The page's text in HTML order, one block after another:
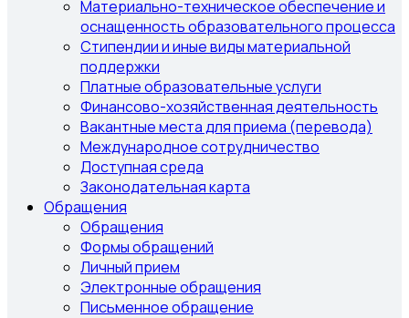
Материально-техническое обеспечение и
оснащенность образовательного процесса
Стипендии и иные виды материальной
поддержки
Платные образовательные услуги
Финансово-хозяйственная деятельность
Вакантные места для приема (перевода)
Международное сотрудничество
Доступная среда
Законодательная карта
Обращения
Обращения
Формы обращений
Личный прием
Электронные обращения
Письменное обращение